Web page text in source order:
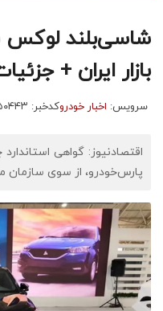
شاسی‌بلند لوکس
بازار ایران +
سرویس: اخبار خودروکدخبر: ۷۵۰۴۴۳
پارس‌خودرو، از سوی سازمان